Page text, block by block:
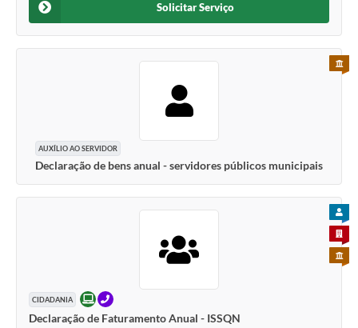
Solicitar Serviço
AUXÍLIO AO SERVIDOR
Declaração de bens anual - servidores públicos municipais
PARA
CIDADANIA ONLINETELEFONE
Declaração de Faturamento Anual - ISSQN
PARA
PARA